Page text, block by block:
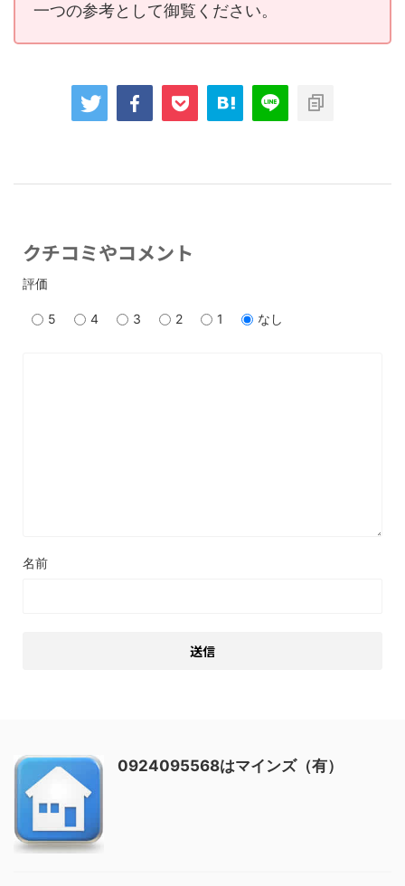
一つの参考として御覧ください。
クチコミやコメント
評価
5 4 3 2 1 なし
名前
0924095568はマインズ（有）